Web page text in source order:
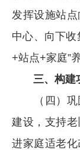
发挥设施站
中心、向下收
+站点+家庭”
三、构建功
（四）巩固
建设，支持
进家庭适老